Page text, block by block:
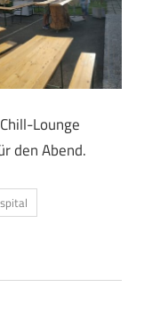
Lounge
den Abend.